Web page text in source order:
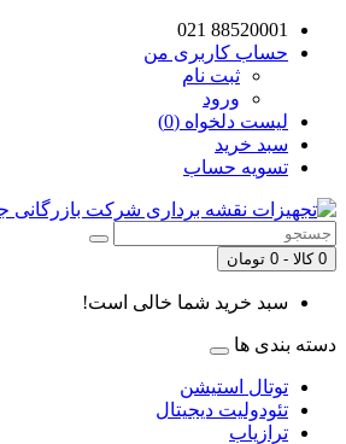
88520001 021
حساب کاربری من
ثبت نام
ورود
لیست دلخواه (0)
سبد خرید
تسویه حساب
0 کالا - 0 تومان
سبد خرید شما خالی است!
دسته بندی ها
توتال استیشن
تئودوليت ديجيتال
ترازياب